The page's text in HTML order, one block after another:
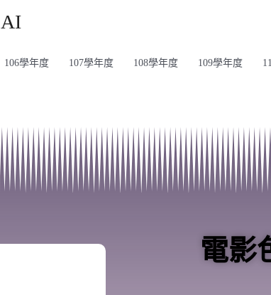
106學年度 107學年度 108學年度 109學年度
電影